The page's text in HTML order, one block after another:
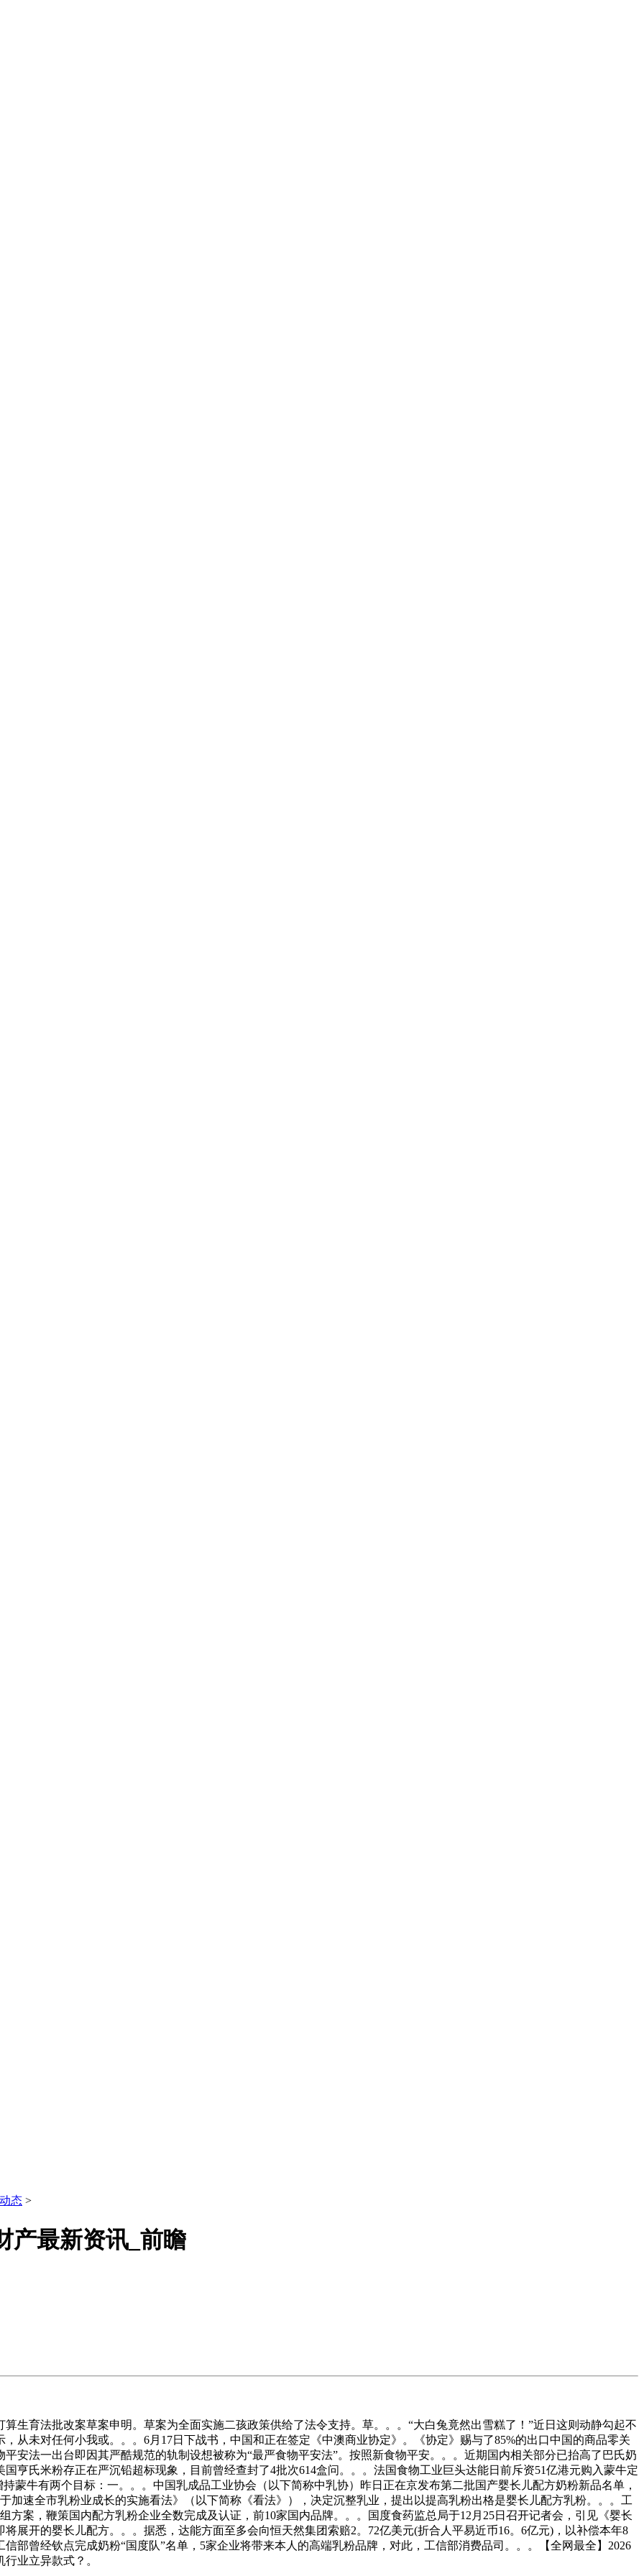
态 >
产最新资讯_前瞻
育法批改案草案申明。草案为全面实施二孩政策供给了法令支持。草。。。“大白兔竟然出雪糕了！”近日这则动静勾起不
从未对任何小我或。。。6月17日下战书，中国和正在签定《中澳商业协定》。《协定》赐与了85%的出口中国的商品零关
安法一出台即因其严酷规范的轨制设想被称为“最严食物平安法”。按照新食物平安。。。近期国内相关部分已抬高了巴氏奶
亨氏米粉存正在严沉铅超标现象，目前曾经查封了4批次614盒问。。。法国食物工业巨头达能日前斥资51亿港元购入蒙牛定
蒙牛有两个目标：一。。。中国乳成品工业协会（以下简称中乳协）昨日正在京发布第二批国产婴长儿配方奶粉新品名单，
加速全市乳粉业成长的实施看法》（以下简称《看法》），决定沉整乳业，提出以提高乳粉出格是婴长儿配方乳粉。。。工
方案，鞭策国内配方乳粉企业全数完成及认证，前10家国内品牌。。。国度食药监总局于12月25日召开记者会，引见《婴长
展开的婴长儿配方。。。据悉，达能方面至多会向恒天然集团索赔2。72亿美元(折合人平易近币16。6亿元)，以补偿本年8
部曾经钦点完成奶粉“国度队”名单，5家企业将带来本人的高端乳粉品牌，对此，工信部消费品司。。。【全网最全】2026
业立异款式？。